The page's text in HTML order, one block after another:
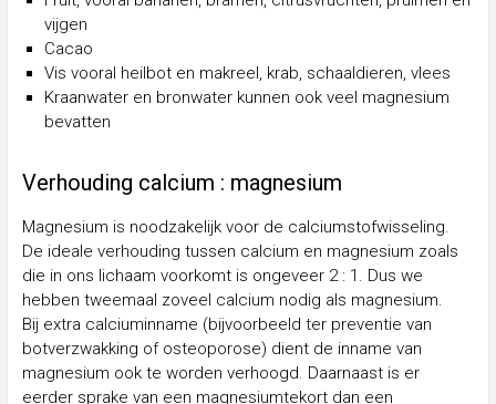
vijgen
Cacao
Vis vooral heilbot en makreel, krab, schaaldieren, vlees
Kraanwater en bronwater kunnen ook veel magnesium
bevatten
Verhouding calcium : magnesium
Magnesium is noodzakelijk voor de calciumstofwisseling.
De ideale verhouding tussen calcium en magnesium zoals
die in ons lichaam voorkomt is ongeveer 2 : 1. Dus we
hebben tweemaal zoveel calcium nodig als magnesium.
Bij extra calciuminname (bijvoorbeeld ter preventie van
botverzwakking of osteoporose) dient de inname van
magnesium ook te worden verhoogd. Daarnaast is er
eerder sprake van een magnesiumtekort dan een